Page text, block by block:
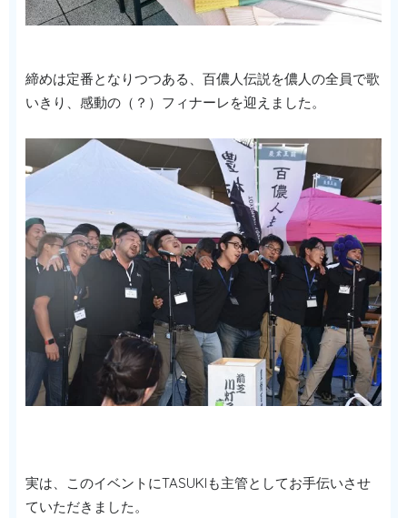
締めは定番となりつつある、百儂人伝説を儂人の全員で歌
いきり、感動の（？）フィナーレを迎えました。
実は、このイベントにTASUKIも主管としてお手伝いさせ
ていただきました。